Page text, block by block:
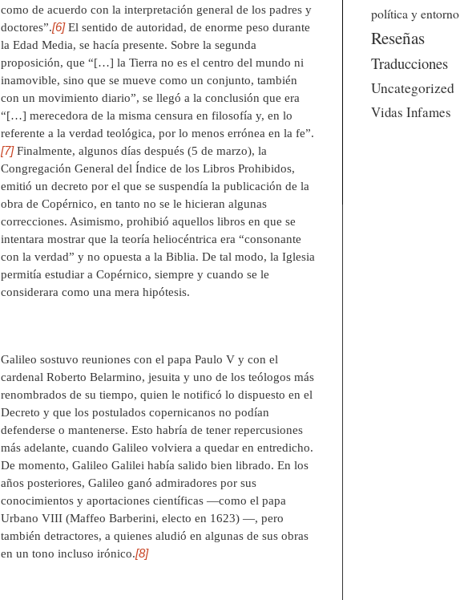
como de acuerdo con la interpretación general de los padres y
doctores”.[6]El sentido de autoridad, de enorme peso durante
la Edad Media, se hacía presente. Sobre la segunda
proposición, que “[…] la Tierra no es el centro del mundo ni
inamovible, sino que se mueve como un conjunto, también
con un movimiento diario”, se llegó a la conclusión que era
“[…] merecedora de la misma censura en filosofía y, en lo
referente a la verdad teológica, por lo menos errónea en la fe”.
[7]Finalmente, algunos días después (5 de marzo), la
Congregación General del Índice de los Libros Prohibidos,
emitió un decreto por el que se suspendía la publicación de la
obra de Copérnico, en tanto no se le hicieran algunas
correcciones. Asimismo, prohibió aquellos libros en que se
intentara mostrar que la teoría heliocéntrica era “consonante
con la verdad” y no opuesta a la Biblia. De tal modo, la Iglesia
permitía estudiar a Copérnico, siempre y cuando se le
considerara como una mera hipótesis.
Galileo sostuvo reuniones con el papa Paulo V y con el
cardenal Roberto Belarmino, jesuita y uno de los teólogos más
renombrados de su tiempo, quien le notificó lo dispuesto en el
Decreto y que los postulados copernicanos no podían
defenderse o mantenerse. Esto habría de tener repercusiones
más adelante, cuando Galileo volviera a quedar en entredicho.
De momento, Galileo Galilei había salido bien librado. En los
años posteriores, Galileo ganó admiradores por sus
conocimientos y aportaciones científicas ―como el papa
Urbano VIII (Maffeo Barberini, electo en 1623) ―, pero
también detractores, a quienes aludió en algunas de sus obras
en un tono incluso irónico.[8]
política y entorno
Reseñas
Traducciones
Uncategorized
Vidas Infames